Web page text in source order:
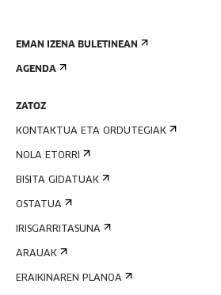
EMAN IZENA BULETINEAN
AGENDA
ZATOZ
KONTAKTUA ETA ORDUTEGIAK
NOLA ETORRI
BISITA GIDATUAK
OSTATUA
IRISGARRITASUNA
ARAUAK
ERAIKINAREN PLANOA